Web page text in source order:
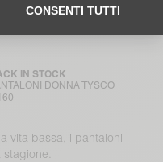
DONNA TYSCO
IN STOCK
vita bassa, i pantaloni